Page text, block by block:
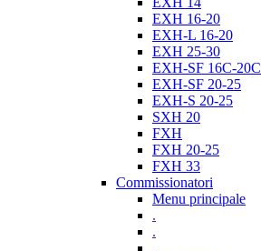
EXH 16-20
EXH-L 16-20
EXH 25-30
EXH-SF 16C-20C
EXH-SF 20-25
EXH-S 20-25
SXH 20
FXH
FXH 20-25
FXH 33
Commissionatori
Menu principale
.
.
.